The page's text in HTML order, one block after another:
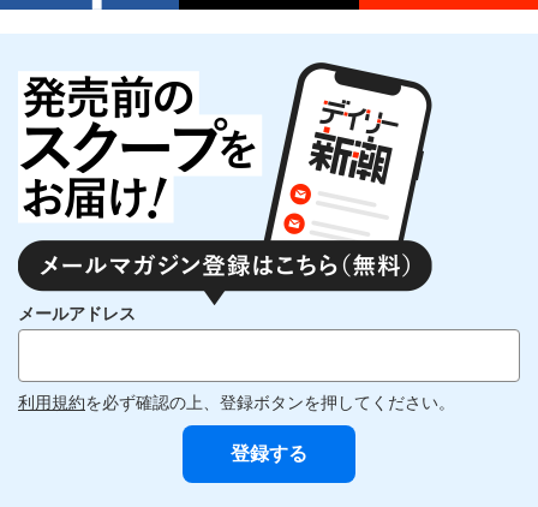
メールアドレス
利用規約を必ず確認の上、登録ボタンを押してください。